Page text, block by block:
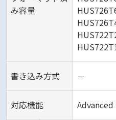
み容量
書き込み方式 －
対応機能